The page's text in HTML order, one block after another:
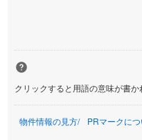
クリックすると用語の意味が書か
物件情報の見方 PRマークに